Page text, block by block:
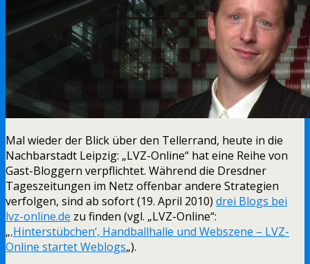
Mal wieder der Blick über den Tellerrand, heute in die
Nachbarstadt Leipzig: „LVZ-Online“ hat eine Reihe von
Gast-Bloggern verpflichtet. Während die Dresdner
Tageszeitungen im Netz offenbar andere Strategien
verfolgen, sind ab sofort (19. April 2010) drei Blogs bei
lvz-online.de zu finden (vgl. „LVZ-Online“:
„‚Hinterstübchen‘, Handballhalle und Webszene – LVZ-
Online startet Weblogs„).